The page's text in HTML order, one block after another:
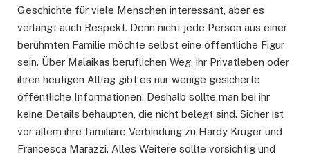
Geschichte für viele Menschen interessant, aber es
verlangt auch Respekt. Denn nicht jede Person aus einer
berühmten Familie möchte selbst eine öffentliche Figur
sein. Über Malaikas beruflichen Weg, ihr Privatleben oder
ihren heutigen Alltag gibt es nur wenige gesicherte
öffentliche Informationen. Deshalb sollte man bei ihr
keine Details behaupten, die nicht belegt sind. Sicher ist
vor allem ihre familiäre Verbindung zu Hardy Krüger und
Francesca Marazzi. Alles Weitere sollte vorsichtig und